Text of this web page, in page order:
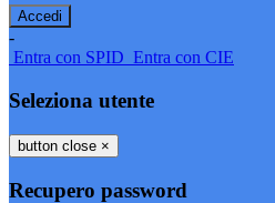
-
Entra con SPID Entra con CIE
Seleziona utente
button close ×
Recupero password